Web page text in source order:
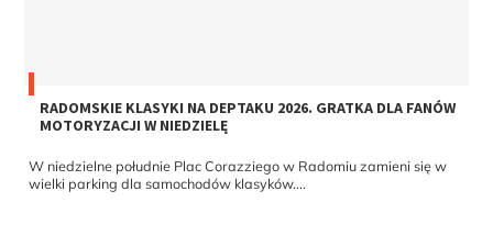
RADOMSKIE KLASYKI NA DEPTAKU 2026. GRATKA DLA FANÓW
MOTORYZACJI W NIEDZIELĘ
W niedzielne południe Plac Corazziego w Radomiu zamieni się w
wielki parking dla samochodów klasyków....